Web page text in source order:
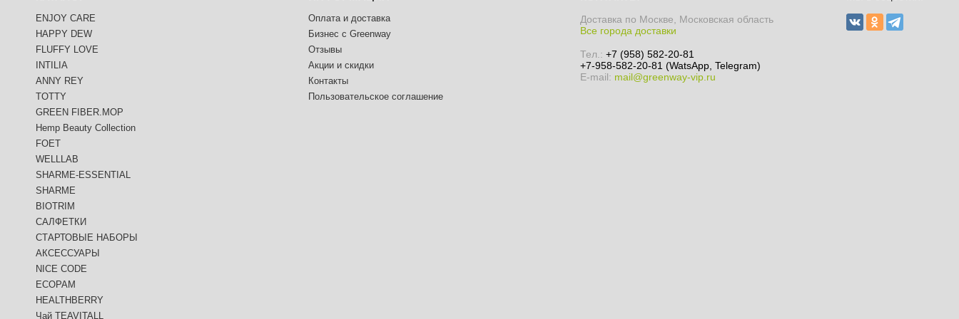
ENJOY CARE
HAPPY DEW
FLUFFY LOVE
INTILIA
ANNY REY
TOTTY
GREEN FIBER.MOP
Hemp Beauty Collection
FOET
WELLLAB
SHARME-ESSENTIAL
SHARME
BIOTRIM
САЛФЕТКИ
СТАРТОВЫЕ НАБОРЫ
АКСЕССУАРЫ
NICE CODE
ECOPAM
HEALTHBERRY
Чай TEAVITALL
Оплата и доставка
Бизнес с Greenway
Отзывы
Акции и скидки
Контакты
Пользовательское соглашение
Доставка по Москве, Московская область
Все города доставки
Тел.:+7 (958) 582-20-81
+7-958-582-20-81 (WatsApp, Telegram)
E-mail: mail@greenway-vip.ru